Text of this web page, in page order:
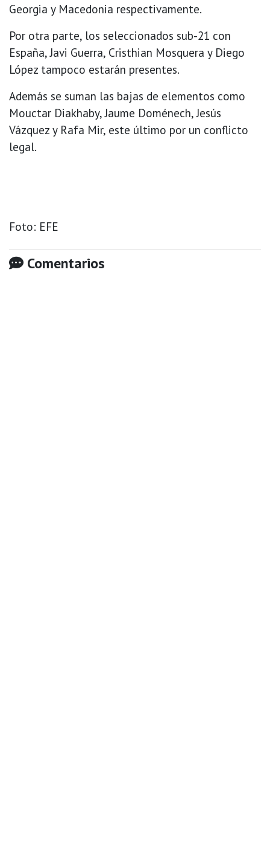
Georgia y Macedonia respectivamente.
Por otra parte, los seleccionados sub-21 con
España, Javi Guerra, Cristhian Mosquera y Diego
López tampoco estarán presentes.
Además se suman las bajas de elementos como
Mouctar Diakhaby, Jaume Doménech, Jesús
Vázquez y Rafa Mir, este último por un conflicto
legal.
Foto: EFE
Comentarios